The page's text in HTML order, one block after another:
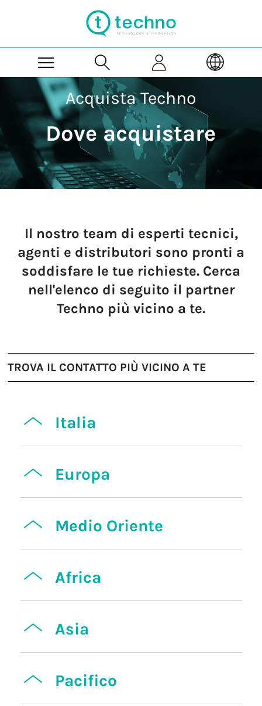
Acquista Techno
Dove acquistare
Il nostro team di esperti tecnici,
agenti e distributori sono pronti a
soddisfare le tue richieste. Cerca
nell'elenco di seguito il partner
Techno più vicino a te.
TROVA IL CONTATTO PIÙ VICINO A TE
Italia
Europa
Medio Oriente
Africa
Asia
Pacifico